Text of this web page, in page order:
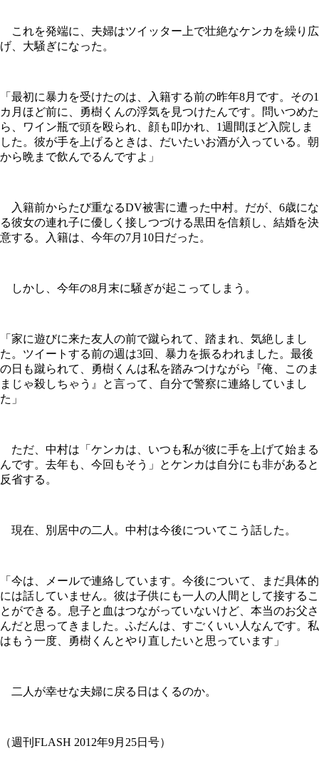
これを発端に、夫婦はツイッター上で壮絶なケンカを繰り広
げ、大騒ぎになった。
「最初に暴力を受けたのは、入籍する前の昨年8月です。その1
カ月ほど前に、勇樹くんの浮気を見つけたんです。問いつめた
ら、ワイン瓶で頭を殴られ、顔も叩かれ、1週間ほど入院しま
した。彼が手を上げるときは、だいたいお酒が入っている。朝
から晩まで飲んでるんですよ」
入籍前からたび重なるDV被害に遭った中村。だが、6歳にな
る彼女の連れ子に優しく接しつづける黒田を信頼し、結婚を決
意する。入籍は、今年の7月10日だった。
しかし、今年の8月末に騒ぎが起こってしまう。
「家に遊びに来た友人の前で蹴られて、踏まれ、気絶しまし
た。ツイートする前の週は3回、暴力を振るわれました。最後
の日も蹴られて、勇樹くんは私を踏みつけながら『俺、このま
まじゃ殺しちゃう』と言って、自分で警察に連絡していまし
た」
ただ、中村は「ケンカは、いつも私が彼に手を上げて始まる
んです。去年も、今回もそう」とケンカは自分にも非があると
反省する。
現在、別居中の二人。中村は今後についてこう話した。
「今は、メールで連絡しています。今後について、まだ具体的
には話していません。彼は子供にも一人の人間として接するこ
とができる。息子と血はつながっていないけど、本当のお父さ
んだと思ってきました。ふだんは、すごくいい人なんです。私
はもう一度、勇樹くんとやり直したいと思っています」
二人が幸せな夫婦に戻る日はくるのか。
（週刊FLASH 2012年9月25日号）